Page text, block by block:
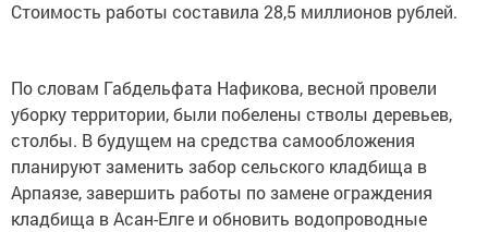
Стоимость работы составила 28,5 миллионов рублей.
По словам Габдельфата Нафикова, весной провели
уборку территории, были побелены стволы деревьев,
столбы. В будущем на средства самообложения
планируют заменить забор сельского кладбища в
Арпаязе, завершить работы по замене ограждения
кладбища в Асан-Елге и обновить водопроводные